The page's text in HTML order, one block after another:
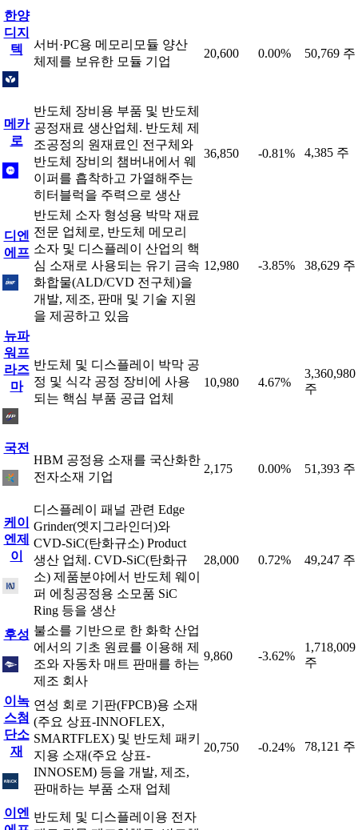
한양
디지
텍
서버·PC용 메모리모듈 양산
체제를 보유한 모듈 기업
20,600 0.00% 50,769 주
메카
로
반도체 장비용 부품 및 반도체
공정재료 생산업체. 반도체 제
조공정의 원재료인 전구체와
반도체 장비의 챔버내에서 웨
이퍼를 흡착하고 가열해주는
히터블럭을 주력으로 생산
36,850 -0.81% 4,385 주
디엔
에프
반도체 소자 형성용 박막 재료
전문 업체로, 반도체 메모리
소자 및 디스플레이 산업의 핵
심 소재로 사용되는 유기 금속
화합물(ALD/CVD 전구체)을
개발, 제조, 판매 및 기술 지원
을 제공하고 있음
12,980 -3.85% 38,629 주
뉴파
워프
라즈
마
반도체 및 디스플레이 박막 공
정 및 식각 공정 장비에 사용
되는 핵심 부품 공급 업체
10,980 4.67%
3,360,980
주
국전
HBM 공정용 소재를 국산화한
전자소재 기업
2,175 0.00% 51,393 주
케이
엔제
이
디스플레이 패널 관련 Edge
Grinder(엣지그라인더)와
CVD-SiC(탄화규소) Product
생산 업체. CVD-SiC(탄화규
소) 제품분야에서 반도체 웨이
퍼 에칭공정용 소모품 SiC
Ring 등을 생산
28,000 0.72% 49,247 주
후성 불소를 기반으로 한 화학 산업
에서의 기초 원료를 이용해 제
조와 자동차 매트 판매를 하는
제조 회사
9,860 -3.62%
1,718,009
주
이녹
스첨
단소
재
연성 회로 기판(FPCB)용 소재
(주요 상표-INNOFLEX,
SMARTFLEX) 및 반도체 패키
지용 소재(주요 상표-
INNOSEM) 등을 개발, 제조,
판매하는 부품 소재 업체
20,750 -0.24% 78,121 주
이엔 반도체 및 디스플레이용 전자